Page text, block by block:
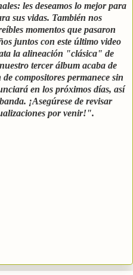
les deseamos lo mejor para
sus vidas. También nos
momentos que pasaron
juntos con este último video
la alineación "clásica" de
tercer álbum acaba de
compositores permanece sin
en los próximos días, así
¡Asegúrese de revisar
por venir!".